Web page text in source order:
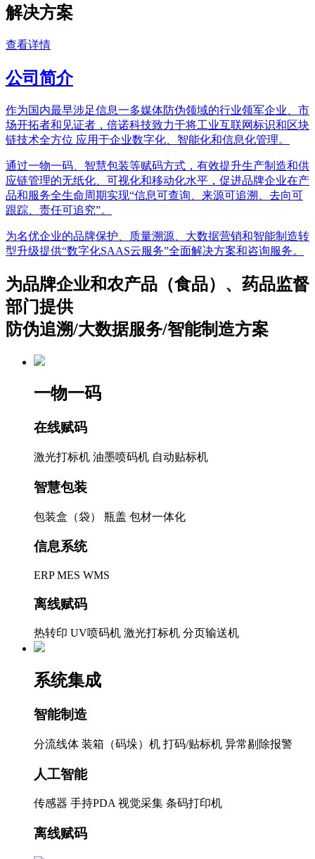
解决方案
查看详情
公司简介
作为国内最早涉足信息一多媒体防伪领域的行业领军企业、市
场开拓者和见证者，倍诺科技致力于将工业互联网标识和区块
链技术全方位 应用于企业数字化、智能化和信息化管理。
通过一物一码、智慧包装等赋码方式，有效提升生产制造和供
应链管理的无纸化、可视化和移动化水平，促进品牌企业在产
品和服务全生命周期实现“信息可查询、来源可追溯、去向可
跟踪、责任可追究”。
为名优企业的品牌保护、质量溯源、大数据营销和智能制造转
型升级提供“数字化SAAS云服务”全面解决方案和咨询服务。
为品牌企业和农产品（食品）、药品监督
部门提供
防伪追溯/大数据服务/智能制造方案
一物一码
在线赋码
激光打标机 油墨喷码机 自动贴标机
智慧包装
包装盒（袋） 瓶盖 包材一体化
信息系统
ERP MES WMS
离线赋码
热转印 UV喷码机 激光打标机 分页输送机
系统集成
智能制造
分流线体 装箱（码垛）机 打码/贴标机 异常剔除报警
人工智能
传感器 手持PDA 视觉采集 条码打印机
离线赋码